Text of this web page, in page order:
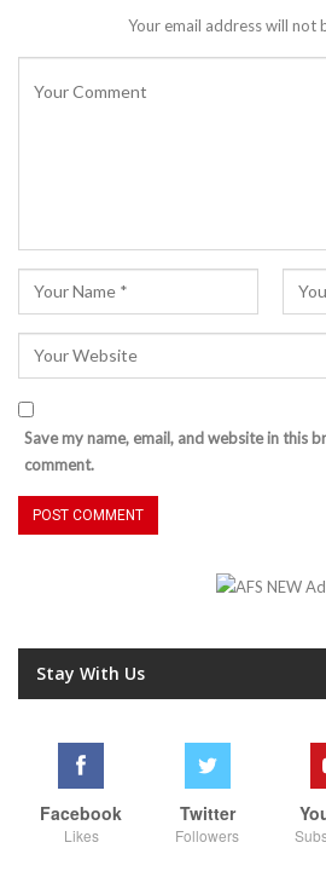
Your email address will not
Save my name, email, and website in this
comment.
Stay With Us
Facebook
Likes
Twitter
Followers